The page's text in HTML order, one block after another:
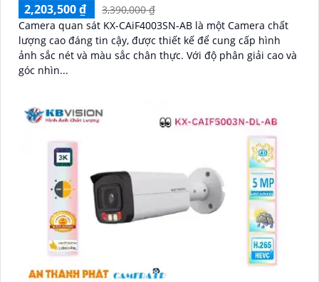
2,203,500 ₫
3,390,000 ₫
Camera quan sát KX-CAiF4003SN-AB là một Camera chất
lượng cao đáng tin cậy, được thiết kế để cung cấp hình
ảnh sắc nét và màu sắc chân thực. Với độ phân giải cao và
góc nhìn...